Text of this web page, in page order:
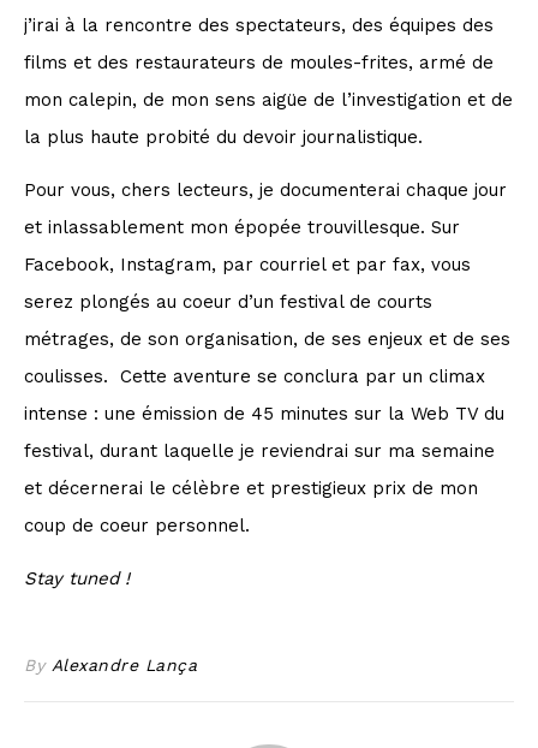
j’irai à la rencontre des spectateurs, des équipes des
films et des restaurateurs de moules-frites, armé de
mon calepin, de mon sens aigüe de l’investigation et de
la plus haute probité du devoir journalistique.
Pour vous, chers lecteurs, je documenterai chaque jour
et inlassablement mon épopée trouvillesque. Sur
Facebook, Instagram, par courriel et par fax, vous
serez plongés au coeur d’un festival de courts
métrages, de son organisation, de ses enjeux et de ses
coulisses. Cette aventure se conclura par un climax
intense : une émission de 45 minutes sur la Web TV du
festival, durant laquelle je reviendrai sur ma semaine
et décernerai le célèbre et prestigieux prix de mon
coup de coeur personnel.
Stay tuned !
By Alexandre Lança